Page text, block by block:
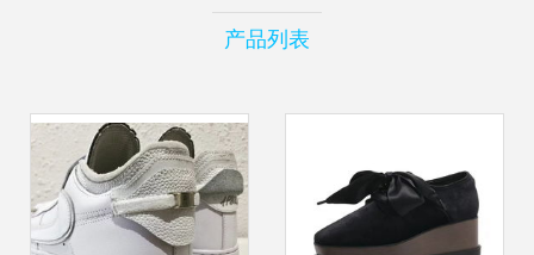
产品列表